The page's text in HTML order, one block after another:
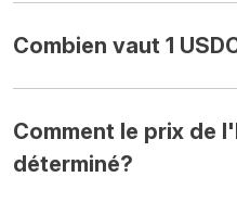
Combien vaut 1
Comment le prix de
déterminé?